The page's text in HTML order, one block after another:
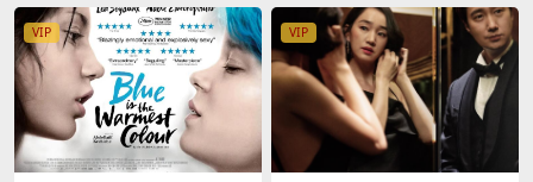
幕]
[MP4/7.8GB][中文字幕]
VIP VIP